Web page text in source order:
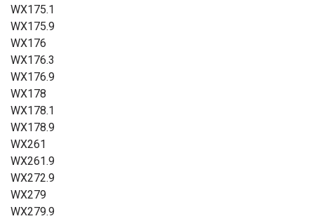
WX175.1
WX175.9
WX176
WX176.3
WX176.9
WX178
WX178.1
WX178.9
WX261
WX261.9
WX272.9
WX279
WX279.9